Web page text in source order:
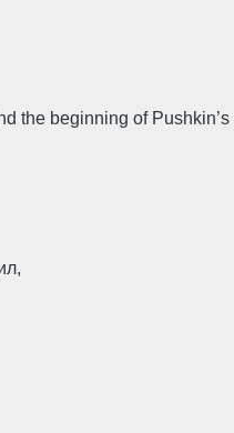
the beginning of Pushkin’s